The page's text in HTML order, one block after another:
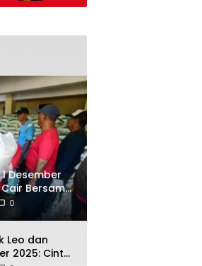
Desember
Bersama:
Mandiri
0
Leo dan
2025: Cinta,